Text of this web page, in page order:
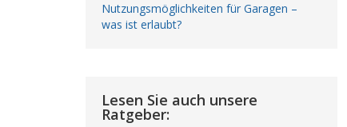
Nutzungsmöglichkeiten für Garagen –
was ist erlaubt?
Lesen Sie auch unsere
Ratgeber: